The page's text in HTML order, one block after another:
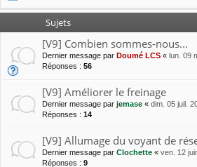
Sujets
[V9] Combien sommes-nous...
Dernier message par Doumé LCS « lun. 09
Réponses : 56
[V9] Améliorer le freinage
Dernier message par jemase « dim. 05 juil.
Réponses : 14
[V9] Allumage du voyant de
Dernier message par Clochette « ven. 12
Réponses : 9